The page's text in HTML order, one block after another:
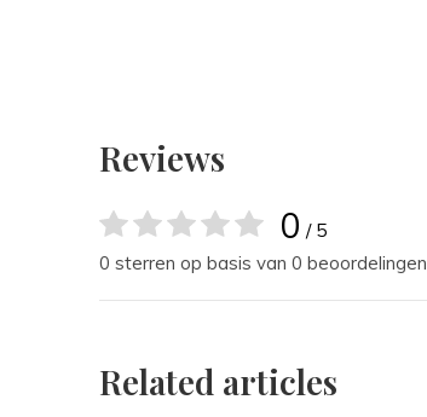
Reviews
0 / 5
0 sterren op basis van 0 beoordelingen
Related articles